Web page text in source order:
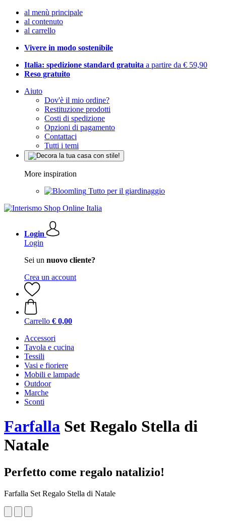
al menù principale
al contenuto
al carrello
Vivere in modo sostenibile
Italia: spedizione standard gratuita a partire da € 59,90
Reso gratuito
Aiuto
Dov'è il mio ordine?
Restituzione prodotti
Costi di spedizione
Opzioni di pagamento
Contattaci
Tutti i temi
More inspiration
Tutto per il giardinaggio
Login
Login
Sei un nuovo cliente?
Crea un account
Carrello € 0,00
Accessori
Tavola e cucina
Tessili
Vasi e fioriere
Mobili e lampade
Outdoor
Marche
Sconti
Farfalla Set Regalo Stella di
Natale
Perfetto come regalo natalizio!
Farfalla Set Regalo Stella di Natale